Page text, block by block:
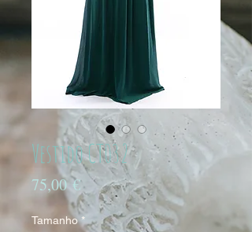
Vestido CT032
75,00 €Preço
Tamanho *